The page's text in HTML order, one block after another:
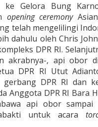
ke Gelora Bung
opening ceremonyAsian
telah mengelilingi
dahulu oleh Chris
DPR RI.
akrabnya-, api obor
DPR RI Utut
DPR RI dan
Anggota DPR RI Bara
api obor sampai
untuk acara